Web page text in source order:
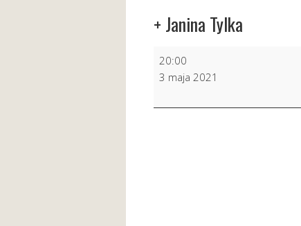
+ Janina Tylka
Janina
20:00
3 maja 2021